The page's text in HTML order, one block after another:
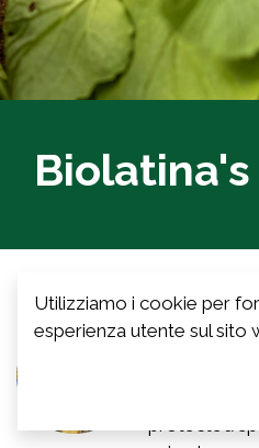
Biolatina's
Park, in
Utilizziamo i cookie per
esperienza utente sul sito